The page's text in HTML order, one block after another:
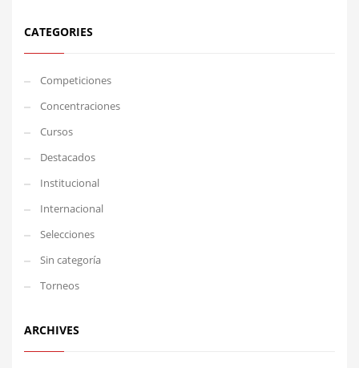
CATEGORIES
Competiciones
Concentraciones
Cursos
Destacados
Institucional
Internacional
Selecciones
Sin categoría
Torneos
ARCHIVES